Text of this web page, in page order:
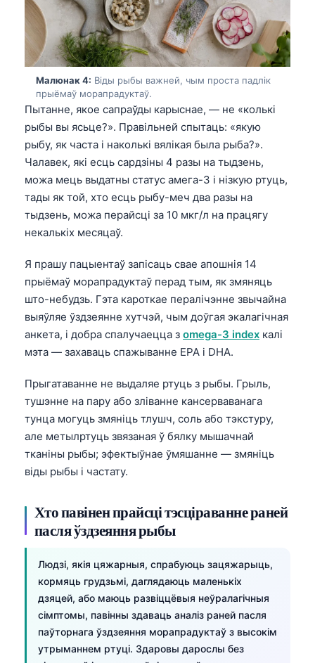
Малюнак 4: Віды рыбы важней, чым проста падлік
прыёмаў морапрадуктаў.
Пытанне, якое сапраўды карыснае, — не «колькі
рыбы вы ясьце?». Правільней спытаць: «якую
рыбу, як часта і наколькі вялікая была рыба?».
Чалавек, які есць сардзіны 4 разы на тыдзень,
можа мець выдатны статус амега-3 і нізкую ртуць,
тады як той, хто есць рыбу-меч два разы на
тыдзень, можа перайсці за 10 мкг/л на працягу
некалькіх месяцаў.
Я прашу пацыентаў запісаць свае апошнія 14
прыёмаў морапрадуктаў перад тым, як змяняць
што-небудзь. Гэта кароткае пералічэнне звычайна
выяўляе ўздзеянне хутчэй, чым доўгая экалагічная
анкета, і добра спалучаецца з omega-3 index калі
мэта — захаваць спажыванне EPA і DHA.
Прыгатаванне не выдаляе ртуць з рыбы. Грыль,
тушэнне на пару або зліванне кансерваванага
тунца могуць змяніць тлушч, соль або тэкстуру,
але метылртуць звязаная ў бялку мышачнай
тканіны рыбы; эфектыўнае ўмяшанне — змяніць
віды рыбы і частату.
Хто павінен прайсці тэсціраванне раней
пасля ўздзеяння рыбы
Людзі, якія цяжарныя, спрабуюць зацяжарыць,
кормяць грудзьмі, даглядаюць маленькіх
дзяцей, або маюць развіццёвыя неўралагічныя
сімптомы, павінны здаваць аналіз раней пасля
паўторнага ўздзеяння морапрадуктаў з высокім
утрыманнем ртуці. Здаровы дарослы без